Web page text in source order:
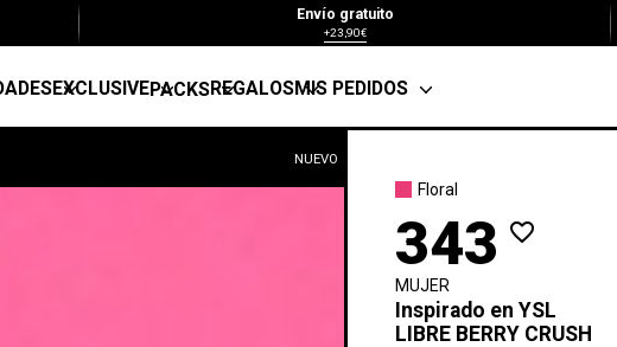
Envío gratuito
+23,90€
EXCLUSIVEPACKSREGALOSMIS PEDIDOS
NUEVO
Floral
343 favorite_border
MUJER
Inspirado en YSL
LIBRE BERRY CRUSH